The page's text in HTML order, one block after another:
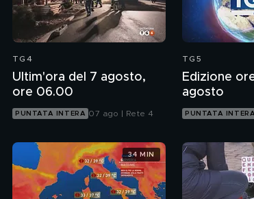
TG4
Ultim'ora del 7 agosto,
ore 06.00
PUNTATA INTERA 07 ago | Rete 4
TG5
Edizione
agosto
PUNTATA INTERA
34 MIN